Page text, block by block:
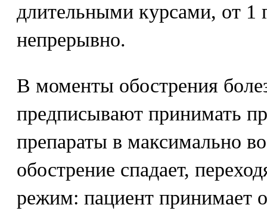
длительными курсами, от 1
непрерывно.
В моменты обострения
предписывают принимать
препараты в максимально
обострение спадает,
режим: пациент принимает